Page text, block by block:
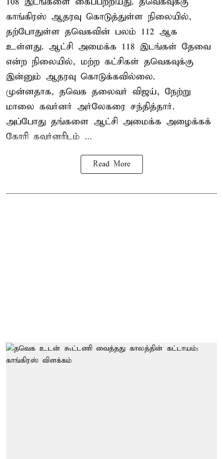
காங்கிரஸ் ஆதரவு கொடுத்துள்ள நிலையில்,
தற்போதுள்ள தவெகவின் பலம் 112 ஆக
உள்ளது. ஆட்சி அமைக்க 118 இடங்கள் தேவை
என்ற நிலையில், மற்ற கட்சிகள் தவெகவுக்கு
இன்னும் ஆதரவு கொடுக்கவில்லை.
முன்னதாக, தவெக தலைவர் விஜய், நேற்று
மாலை கவர்னர் அர்லேகரை சந்தித்தார்.
அப்போது தங்களை ஆட்சி அமைக்க அழைக்கக்
கோரி கவர்னரிடம் ...
Read More